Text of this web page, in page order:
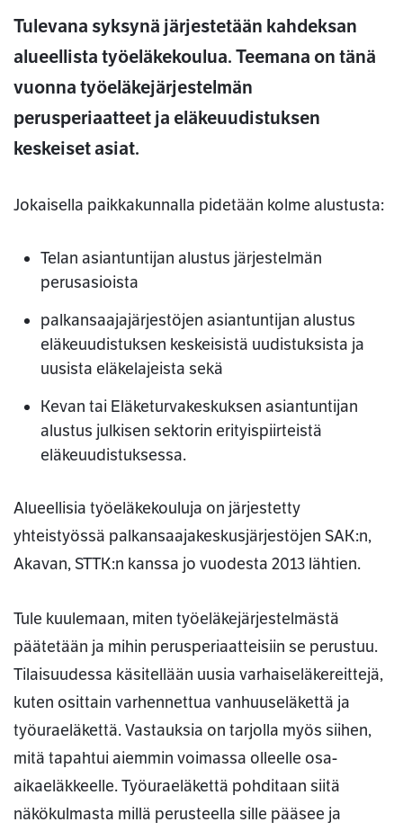
Tulevana syksynä järjestetään kahdeksan
alueellista työeläkekoulua. Teemana on tänä
vuonna työeläkejärjestelmän
perusperiaatteet ja eläkeuudistuksen
keskeiset asiat.
Jokaisella paikkakunnalla pidetään kolme alustusta:
Telan asiantuntijan alustus järjestelmän
perusasioista
palkansaajajärjestöjen asiantuntijan alustus
eläkeuudistuksen keskeisistä uudistuksista ja
uusista eläkelajeista sekä
Kevan tai Eläketurvakeskuksen asiantuntijan
alustus julkisen sektorin erityispiirteistä
eläkeuudistuksessa.
Alueellisia työeläkekouluja on järjestetty
yhteistyössä palkansaajakeskusjärjestöjen SAK:n,
Akavan, STTK:n kanssa jo vuodesta 2013 lähtien.
Tule kuulemaan, miten työeläkejärjestelmästä
päätetään ja mihin perusperiaatteisiin se perustuu.
Tilaisuudessa käsitellään uusia varhaiseläkereittejä,
kuten osittain varhennettua vanhuuseläkettä ja
työuraeläkettä. Vastauksia on tarjolla myös siihen,
mitä tapahtui aiemmin voimassa olleelle osa-
aikaeläkkeelle. Työuraeläkettä pohditaan siitä
näkökulmasta millä perusteella sille pääsee ja